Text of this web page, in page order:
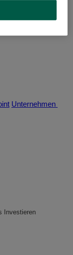
Unternehmen
Investieren